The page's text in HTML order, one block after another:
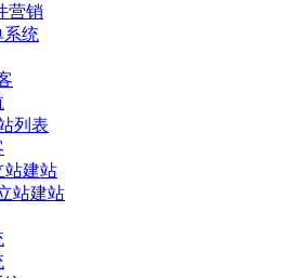
营销
系统
列表
站建站
站建站